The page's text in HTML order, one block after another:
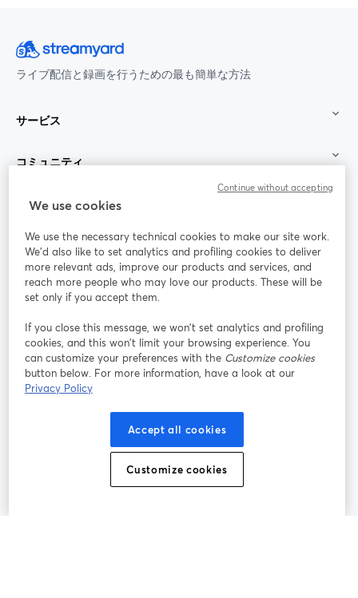
ライブ配信と録画を行うための最も簡単な方法
サービス
コミュニティ
StreamYard：
参加する
ライ
ンセ
ミナ
ー
Facebook
新しいタブで開く(Twitter)
YouTube
Instagram
新しいタブで開く
LinkedIn
新しいタブで開く
新しいタブで開く
プラットフォーム利用規約
個人情報保護方針 クッキーポリシー
We use cookies
We use the necessary technical cookies to make our site work.
We'd also like to set analytics and profiling cookies to deliver
more relevant ads, improve our products and services, and
reach more people who may love our products. These will be
set only if you accept them.
If you close this message, we won’t set analytics and profiling
cookies, and this won’t limit your browsing experience. You
can customize your preferences with the Customize cookies
button below. For more information, have a look at our
Privacy Policy
Accept all cookies
Customize cookies
Continue without accepting